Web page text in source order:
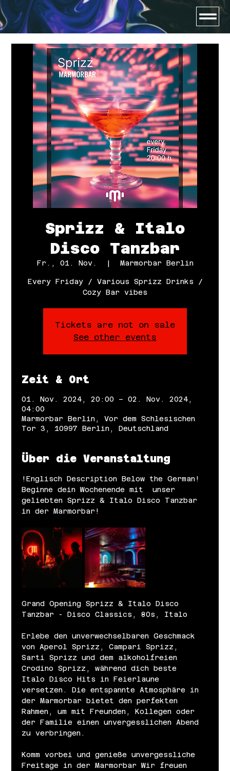
Sprizz & Italo
Disco Tanzbar
Fr., 01. Nov.
  |
Marmorbar Berlin
Every Friday / Various Sprizz Drinks /
Cozy Bar vibes
Tickets are not on sale
See other events
Zeit & Ort
01. Nov. 2024, 20:00 – 02. Nov. 2024,
04:00
Marmorbar Berlin, Vor dem Schlesischen
Tor 3, 10997 Berlin, Deutschland
Über die Veranstaltung
!Englisch Description Below the German!
Beginne dein Wochenende mit  unser
geliebten Sprizz & Italo Disco Tanzbar
in der Marmorbar!
Grand Opening Sprizz & Italo Disco
Tanzbar - Disco Classics, 80s, Italo
Erlebe den unverwechselbaren Geschmack
von Aperol Sprizz, Campari Sprizz,
Sarti Sprizz und dem alkoholfreien
Crodino Sprizz, während dich beste
Italo Disco Hits in Feierlaune
versetzen. Die entspannte Atmosphäre in
der Marmorbar bietet den perfekten
Rahmen, um mit Freunden, Kollegen oder
der Familie einen unvergesslichen Abend
zu verbringen.
Komm vorbei und genieße unvergessliche
Freitage in der Marmorbar Wir freuen